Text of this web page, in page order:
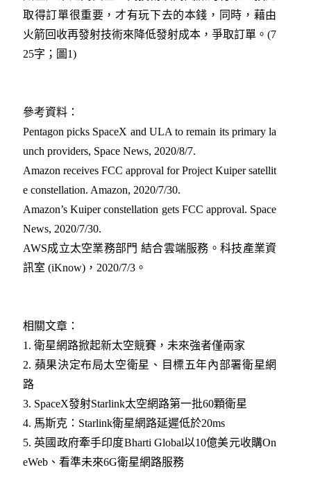
取得訂單很重要，才有玩下去的本錢，同時，藉由
火箭回收再發射技術來降低發射成本，爭取訂單。(7
25字；圖1)
參考資料：
Pentagon picks SpaceX and ULA to remain its primary la
unch providers, Space News, 2020/8/7.
Amazon receives FCC approval for Project Kuiper satellit
e constellation. Amazon, 2020/7/30.
Amazon’s Kuiper constellation gets FCC approval. Space
News, 2020/7/30.
AWS成立太空業務部門 結合雲端服務。科技產業資
訊室 (iKnow)，2020/7/3。
相關文章：
1. 衛星網路掀起新太空競賽，未來強者僅兩家​
2. 蘋果決定布局太空衛星、目標五年內部署衛星網
路​
3. SpaceX發射Starlink太空網路第一批60顆衛星​
4. 馬斯克：Starlink衛星網路延遲低於20ms​
5.英國政府牽手印度Bharti Global以10億美元收購On
eWeb、看準未來6G衛星網路服務​